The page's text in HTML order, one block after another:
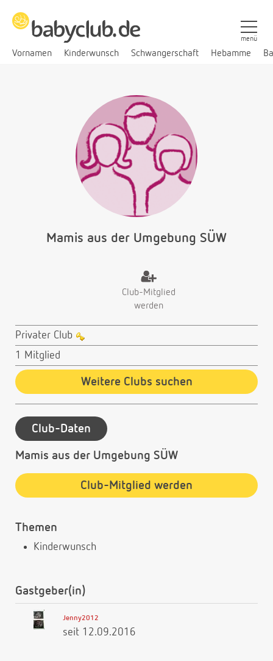
Vornamen Kinderwunsch Schwangerschaft Hebamme
menü
Mamis aus der Umgebung SÜW
Club-Mitglied
werden
Privater Club
1 Mitglied
Weitere Clubs suchen
Club-Daten
Mamis aus der Umgebung SÜW
Club-Mitglied werden
Themen
Kinderwunsch
Gastgeber(in)
Jenny2012
seit 12.09.2016